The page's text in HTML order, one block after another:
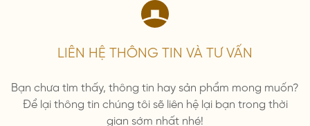
LIÊN HỆ THÔNG TIN VÀ TƯ VẤN
Bạn chưa tìm thấy, thông tin hay sản phẩm mong muốn?
Để lại thông tin chúng tôi sẽ liên hệ lại bạn trong thời
gian sớm nhất nhé!